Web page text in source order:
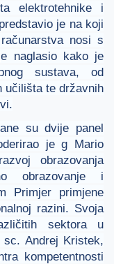
elektrotehnike i
je na koji
nosi s
naglasio kako je
sustava, od
učilišta te državnih
su dvije panel
je g Mario
obrazovanja
obrazovanje i
Primjer primjene
razini. Svoja
sektora u
Andrej Kristek,
kompetentnosti